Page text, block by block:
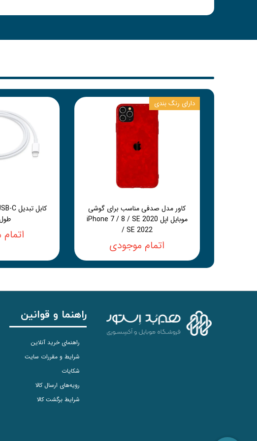
کاور مدل صدفی مناسب برای گوشی
موبایل اپل iPhone 7 / 8 / SE 2020
/ SE 2022
اتمام موجودی
دارای رنگ بندی
طول 1
راهنما و قوانین
راهنمای خرید آنلاین
شرایط و مقررات سایت
شکایات
رویه‌های ارسال کالا
شرایط برگشت کالا